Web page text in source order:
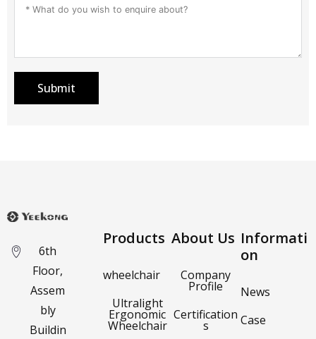
Submit
6th
Floor,
Assem
bly
Buildin
Products
wheelchair
Ultralight
Ergonomic
Wheelchair
About Us
Company
Profile
Certification
s
Informati
on
News
Case